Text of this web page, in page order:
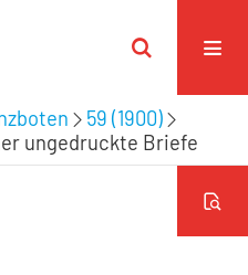
59 (1900)
ungedruckte Briefe